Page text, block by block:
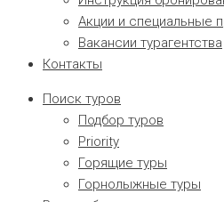
Акции и специальные
Вакансии турагентства
Контакты
Поиск туров
Подбор туров
Priority
Горящие туры
Горнолыжные туры